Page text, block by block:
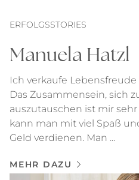
ERFOLGSSTORIES
Manuela Hatzl
Ich verkaufe
Das Zusammensein, sich
auszutauschen ist mir
kann man mit viel Spaß
Geld verdienen. Man ...
MEHR DAZU